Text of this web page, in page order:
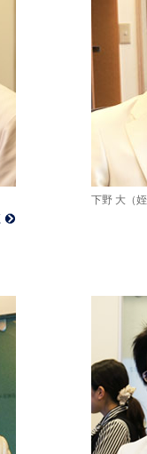
下野 大（